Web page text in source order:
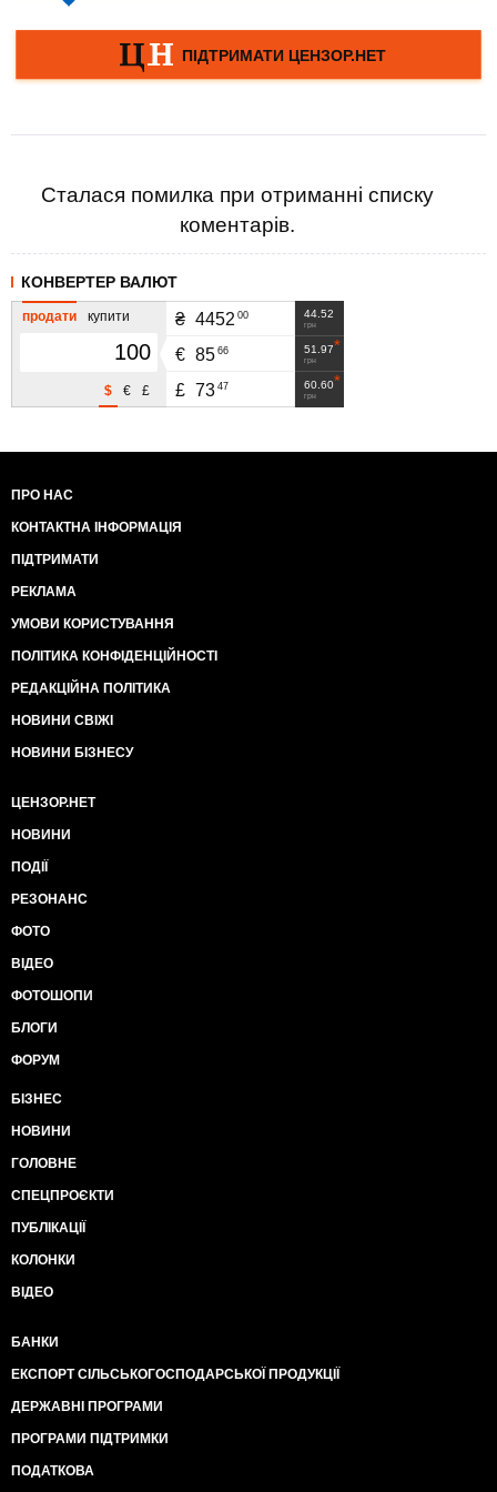
Сталася помилка при отриманні списку
коментарів.
КОНВЕРТЕР ВАЛЮТ
продати купити
£
€
$
44.52
грн
₴ 4452 00
51.97
грн
€ 85 66
60.60
грн
£ 73 47
ПРО НАС
КОНТАКТНА ІНФОРМАЦІЯ
ПІДТРИМАТИ
РЕКЛАМА
УМОВИ КОРИСТУВАННЯ
ПОЛІТИКА КОНФІДЕНЦІЙНОСТІ
РЕДАКЦІЙНА ПОЛІТИКА
НОВИНИ СВІЖІ
НОВИНИ БІЗНЕСУ
ЦЕНЗОР.НЕТ
НОВИНИ
ПОДІЇ
РЕЗОНАНС
ФОТО
ВІДЕО
ФОТОШОПИ
БЛОГИ
ФОРУМ
БІЗНЕС
НОВИНИ
ГОЛОВНЕ
СПЕЦПРОЄКТИ
ПУБЛІКАЦІЇ
КОЛОНКИ
ВІДЕО
БАНКИ
ЕКСПОРТ СІЛЬСЬКОГОСПОДАРСЬКОЇ ПРОДУКЦІЇ
ДЕРЖАВНІ ПРОГРАМИ
ПРОГРАМИ ПІДТРИМКИ
ПОДАТКОВА